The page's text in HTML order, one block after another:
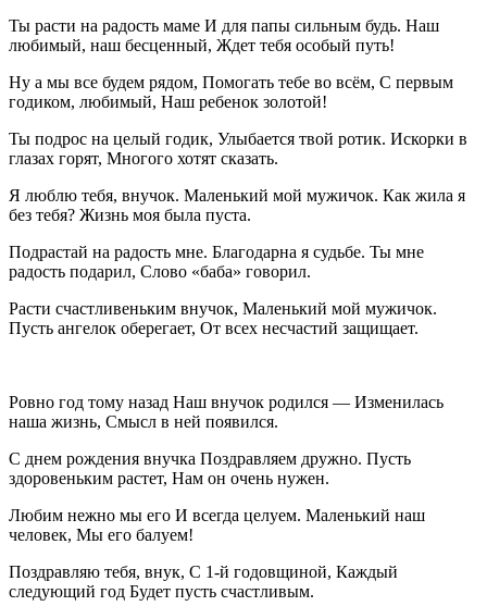
Ты расти на радость маме И для папы сильным будь. Наш
любимый, наш бесценный, Ждет тебя особый путь!
Ну а мы все будем рядом, Помогать тебе во всём, С первым
годиком, любимый, Наш ребенок золотой!
Ты подрос на целый годик, Улыбается твой ротик. Искорки в
глазах горят, Многого хотят сказать.
Я люблю тебя, внучок. Маленький мой мужичок. Как жила я
без тебя? Жизнь моя была пуста.
Подрастай на радость мне. Благодарна я судьбе. Ты мне
радость подарил, Слово «баба» говорил.
Расти счастливеньким внучок, Маленький мой мужичок.
Пусть ангелок оберегает, От всех несчастий защищает.
Ровно год тому назад Наш внучок родился — Изменилась
наша жизнь, Смысл в ней появился.
С днем рождения внучка Поздравляем дружно. Пусть
здоровеньким растет, Нам он очень нужен.
Любим нежно мы его И всегда целуем. Маленький наш
человек, Мы его балуем!
Поздравляю тебя, внук, С 1-й годовщиной, Каждый
следующий год Будет пусть счастливым.